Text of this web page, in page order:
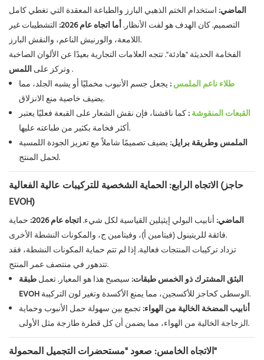
الماضي: استخدام الختم الذهبي البارز والطباعة المعقدة التي تغطي كامل
التصميم. كان الهدف هو لفت الأنظار.أما اتجاه عام 2026:
التشطيبات غير
اللامعة، والورنيش الناعم، والنقش البارز.
الفخامة الحديثة "هادئة". تتجه العلامات التجارية بعيدًا عن الألوان الصاخبة
وتركز علىاللمس
.
طلاء ناعم الملمس:يجعل جسم الأنبوب مخمليًا أو يشبه الجلد، مما
يضيف خاصية منع الانزلاق.
القبعات المنقوشة:كما ناقشنا، فإن نقش الشعار على القبعة فعليًا يعتبر
أكثر فخامة بكثير من طباعته عليها.
الملمس وطريقة برايل:يضيف تصميمًا شاملاً مع تعزيز الجودة اللمسية
لحمل المنتج.
الاتجاه الرابع: الحماية الشخصية للتركيبات عالية الفعالية (حاجز
EVOH)
الماضي: أنابيب البولي إيثيلين القياسية لكل شيء.اتجاه عام 2026:
حماية
فائقة للريتينول (فيتامين أ)، وفيتامين ج، والمكونات النشطة الأخرى.
تزداد تركيبات المنتجات فعالية. إذا لم تتم حماية المكونات النشطة، فقد
تتدهور في منتصف عمر المنتج.
البثق المشترك ذو الخمس طبقات: سيصبح هذا هو المعيار. تعملطبقة
EVOH
الوسطى كحاجز للأكسجين، مما يمنع الأكسدة وتغير لون التركيبة.
أنابيب المضخة الخالية من الهواء:تجمع بين سهولة حمل الأنبوب وحماية
الزجاجة الخالية من الهواء، مما يضمن أن كل قطرة طازجة مثل الأولى.
الاتجاه الخامس: صعود "مستحضرات التجميل المحمولة"